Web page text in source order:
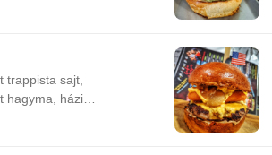
trappista sajt,
hagyma, házi